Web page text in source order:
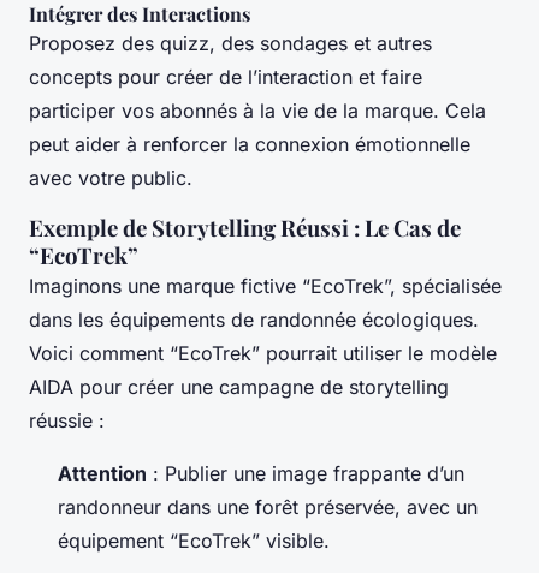
Intégrer des Interactions
Proposez des quizz, des sondages et autres
concepts pour créer de l’interaction et faire
participer vos abonnés à la vie de la marque. Cela
peut aider à renforcer la connexion émotionnelle
avec votre public.
Exemple de Storytelling Réussi : Le Cas de
“EcoTrek”
Imaginons une marque fictive “EcoTrek”, spécialisée
dans les équipements de randonnée écologiques.
Voici comment “EcoTrek” pourrait utiliser le modèle
AIDA pour créer une campagne de storytelling
réussie :
Attention : Publier une image frappante d’un
randonneur dans une forêt préservée, avec un
équipement “EcoTrek” visible.